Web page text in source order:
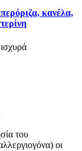
κανέλα,
του
οι